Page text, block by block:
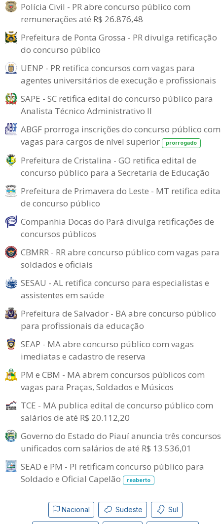
Polícia Civil - PR abre concurso público com
remunerações até R$ 26.876,48
Prefeitura de Ponta Grossa - PR divulga retificação
do concurso público
UENP - PR retifica concursos com vagas para
agentes universitários de execução e profissionais
SAPE - SC retifica edital do concurso público para
Analista Técnico Administrativo II
ABGF prorroga inscrições do concurso público com
vagas para cargos de nível superior
prorrogado
Prefeitura de Cristalina - GO retifica edital de
concurso público para a Secretaria de Educação
Prefeitura de Primavera do Leste - MT retifica
de concurso público
Companhia Docas do Pará divulga retificações de
concursos públicos
CBMRR - RR abre concurso público com vagas para
soldados e oficiais
SESAU - AL retifica concurso para especialistas e
assistentes em saúde
Prefeitura de Salvador - BA abre concurso público
para profissionais da educação
SEAP - MA abre concurso público com vagas
imediatas e cadastro de reserva
PM e CBM - MA abrem concursos públicos com
vagas para Praças, Soldados e Músicos
TCE - MA publica edital de concurso público com
salários de até R$ 20.112,20
Governo do Estado do Piauí anuncia três concursos
unificados com salários de até R$ 13.536,01
SEAD e PM - PI retificam concurso público para
Soldado e Oficial Capelão
reaberto
Nacional Sudeste Sul